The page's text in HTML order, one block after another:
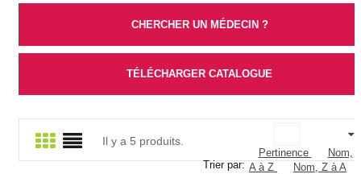
CHERCHER UN MÉDECIN ?
TÉLÉCHARGER CATALOGUE
Trier par:
Pertinence
Nom,
A à Z
Nom, Z à A
Il y a 5 produits.